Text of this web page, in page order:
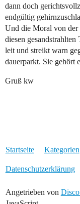
dann doch
endgültig
Und die Moral von der
diesen
leit und streikt warn
dauerparkt. Sie gehört
Gruß kw
Startseite Kategorien
Datenschutzerklärung
Angetrieben von